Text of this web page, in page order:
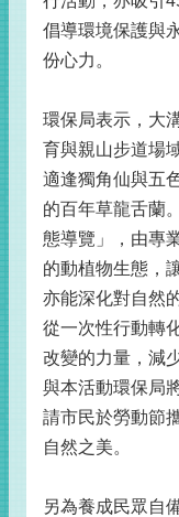
倡導環境保護與
份心力。
環保局表示，大
育與親山步道場
適逢獨角仙與五
的百年草龍舌蘭
態導覽」，由專
的動植物生態，
亦能深化對自然
從一次性行動轉
改變的力量，減
與本活動環保局
請市民於勞動節
自然之美。
另為養成民眾自